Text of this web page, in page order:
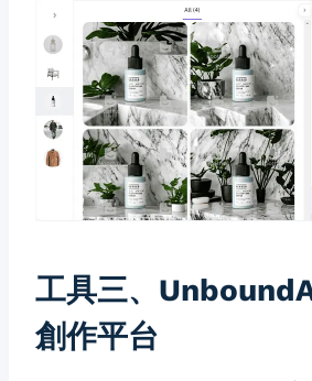
工具三、
創作平台